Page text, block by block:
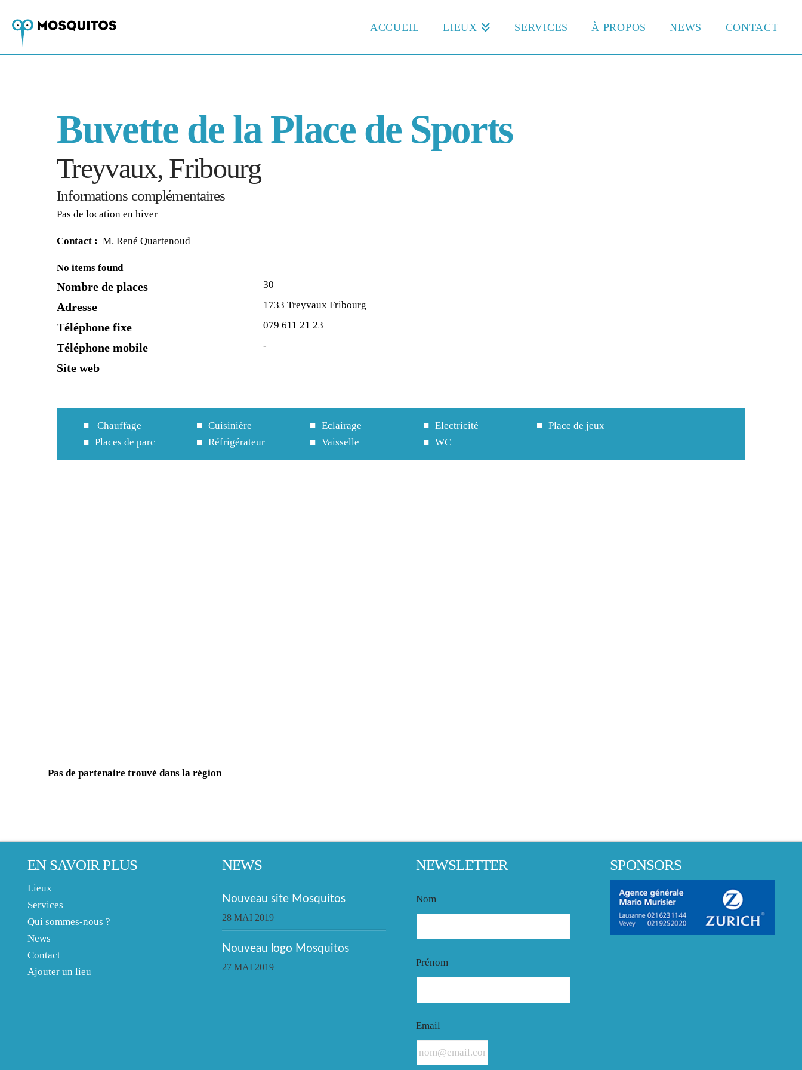
ACCUEIL LIEUX SERVICES À PROPOS NEWS CONTACT
Buvette de la Place de Sports
Treyvaux, Fribourg
Informations complémentaires
Pas de location en hiver
Contact : M. René Quartenoud
No items found
Nombre de places 30
Adresse 1733 Treyvaux Fribourg
Téléphone fixe 079 611 21 23
Téléphone mobile -
Site web
Chauffage Cuisinière Eclairage Electricité
Place de jeux
Places de parc
Réfrigérateur Vaisselle WC
Pas de partenaire trouvé dans la région
EN SAVOIR PLUS
Lieux
Services
Qui sommes-nous ?
News
Contact
Ajouter un lieu
NEWS
Nouveau site Mosquitos
28 MAI 2019
Nouveau logo Mosquitos
27 MAI 2019
NEWSLETTER
Nom
Prénom
Email
SPONSORS